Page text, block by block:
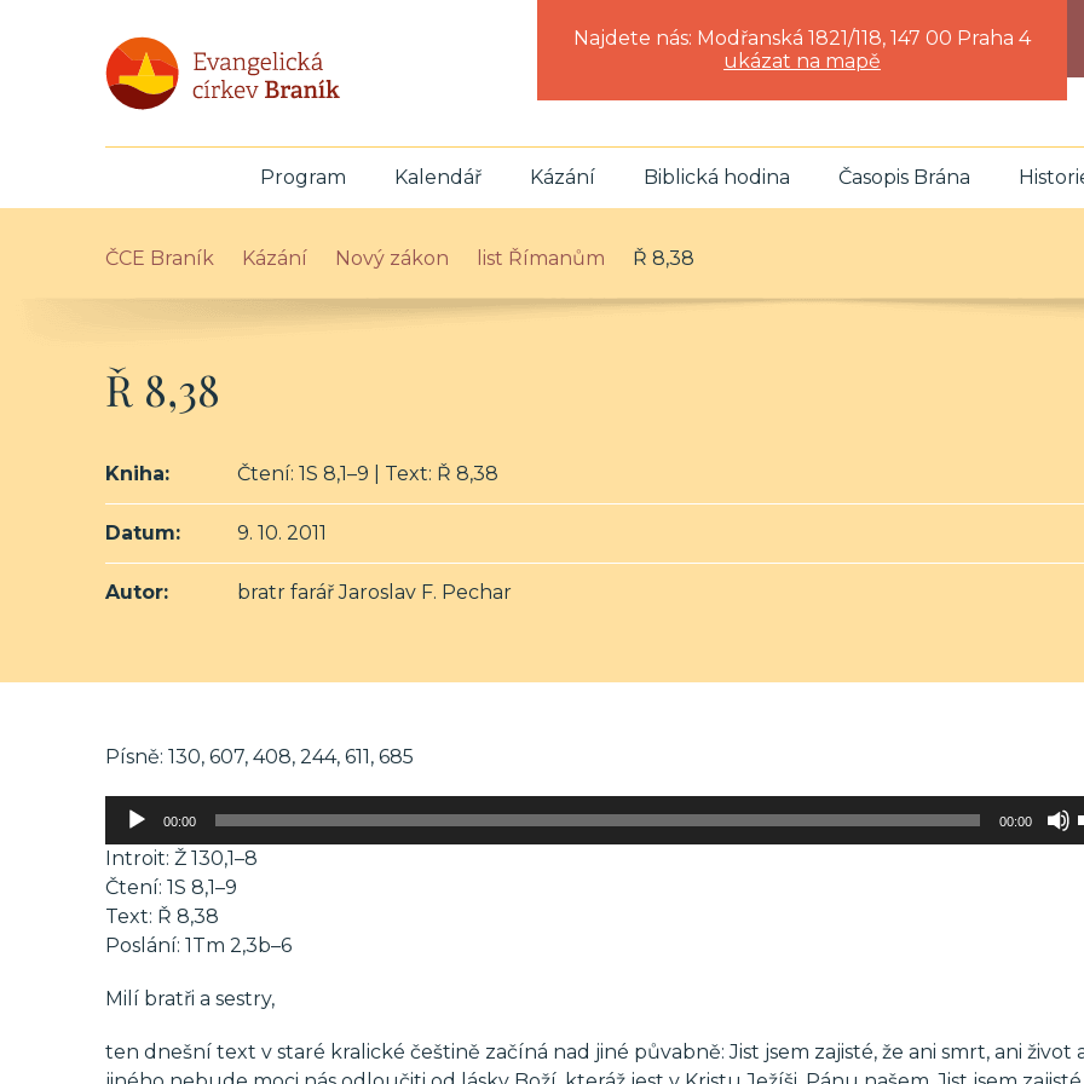
Najdete nás: Modřanská 1821/118, 147 00 Praha 4
ukázat na mapě
Program Kalendář Kázání Biblická hodina Časopis Brána
ČCE Braník Kázání Nový zákon list Římanům Ř 8,38
Ř 8,38
Kniha: Čtení: 1S 8,1–9 | Text: Ř 8,38
Datum: 9. 10. 2011
Autor: bratr farář Jaroslav F. Pechar
Písně: 130, 607, 408, 244, 611, 685
Audio
00:00 00:00
Introit: Ž 130,1–8
Čtení: 1S 8,1–9
Text: Ř 8,38
Poslání: 1Tm 2,3b–6
Milí bratři a sestry,
ten dnešní text v staré kralické češtině začíná nad jiné půvabně: Jist jsem zajisté, že ani smrt, ani život